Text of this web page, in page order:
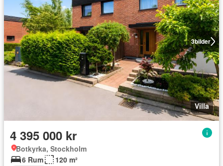
3bilder
Villa
4 395 000 kr
Botkyrka, Stockholm
6 Rum
120 m²